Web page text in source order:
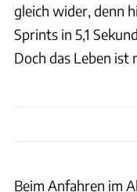
gleich wider, denn
Sprints in 5,1
Doch das Leben ist
Beim Anfahren im